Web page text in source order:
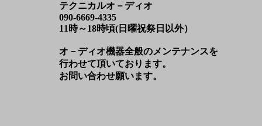
テクニカルオ－ディオ
090-6669-4335
11時～18時頃(日曜祝祭日以外）
オ－ディオ機器全般のメンテナンスを
行わせて頂いております。
お問い合わせ願います。